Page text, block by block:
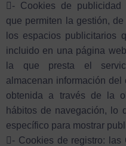
- Cookies de publicidad
que permiten la gestión,
los espacios publicitarios
incluido en una página
la que presta el
almacenan información
obtenida a través de la
hábitos de navegación, lo
específico para mostrar
- Cookies de registro: las